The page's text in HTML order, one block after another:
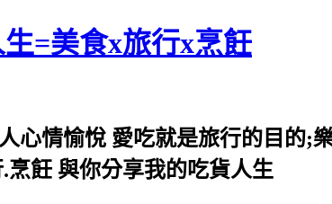
=美食x旅行x烹飪
心情愉悅 愛吃就是旅行的目的;
飪 與你分享我的吃貨人生